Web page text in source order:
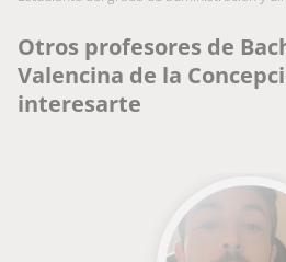
Otros profesores de
Valencina de la
interesarte